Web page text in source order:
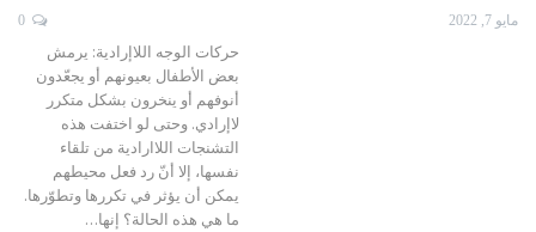
مايو 7, 2022
حركات الوجه اللاإرادية: يرمش
بعض الأطفال بعيونهم أو يجعّدون
أنوفهم أو ينخرون بشكل متكرر
لاإرادي. وحتى لو اختفت هذه
التشنجات اللاارادية من تلقاء
نفسها، إلا أنّ رد فعل محيطهم
يمكن أن يؤثر في تكررها وتطوّرها.
ما هي هذه الحالة؟ إنها…